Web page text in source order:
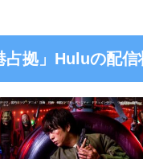
占拠」Huluの配信